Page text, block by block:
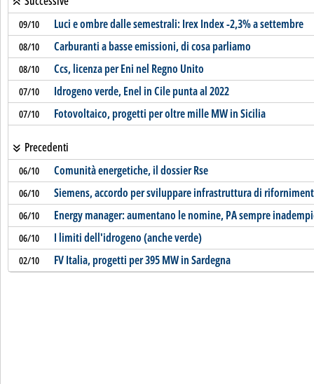
09/10 Luci e ombre dalle semestrali: Irex Index -2,3% a settembre
08/10 Carburanti a basse emissioni, di cosa parliamo
08/10 Ccs, licenza per Eni nel Regno Unito
07/10 Idrogeno verde, Enel in Cile punta al 2022
07/10 Fotovoltaico, progetti per oltre mille MW in Sicilia
Precedenti
06/10 Comunità energetiche, il dossier Rse
06/10 Siemens, accordo per sviluppare infrastruttura di
06/10 Energy manager: aumentano le nomine, PA sempre
06/10 I limiti dell'idrogeno (anche verde)
02/10 FV Italia, progetti per 395 MW in Sardegna